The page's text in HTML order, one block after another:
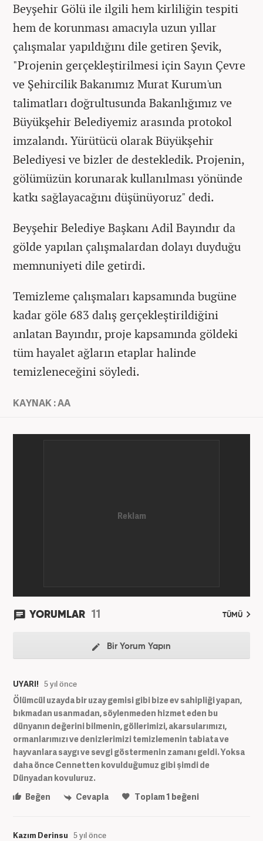
Beyşehir Gölü ile ilgili hem kirliliğin tespiti
hem de korunması amacıyla uzun yıllar
çalışmalar yapıldığını dile getiren Şevik,
"Projenin gerçekleştirilmesi için Sayın Çevre
ve Şehircilik Bakanımız Murat Kurum'un
talimatları doğrultusunda Bakanlığımız ve
Büyükşehir Belediyemiz arasında protokol
imzalandı. Yürütücü olarak Büyükşehir
Belediyesi ve bizler de destekledik. Projenin,
gölümüzün korunarak kullanılması yönünde
katkı sağlayacağını düşünüyoruz" dedi.
Beyşehir Belediye Başkanı Adil Bayındır da
gölde yapılan çalışmalardan dolayı duyduğu
memnuniyeti dile getirdi.
Temizleme çalışmaları kapsamında bugüne
kadar göle 683 dalış gerçekleştirildiğini
anlatan Bayındır, proje kapsamında göldeki
tüm hayalet ağların etaplar halinde
temizleneceğini söyledi.
KAYNAK : AA
YORUMLAR 11 TÜMÜ
Bir Yorum Yapın
UYARI! 5 yıl önce
Ölümcül uzayda bir uzay gemisi gibi bize ev sahipliği yapan,
bıkmadan usanmadan, söylenmeden hizmet eden bu
dünyanın değerini bilmenin, göllerimizi, akarsularımızı,
ormanlarımızı ve denizlerimizi temizlemenin tabiata ve
hayvanlara saygı ve sevgi göstermenin zamanı geldi. Yoksa
daha önce Cennetten kovulduğumuz gibi şimdi de
Dünyadan kovuluruz.
Beğen
Cevapla Toplam1 beğeni
Kazım Derinsu 5 yıl önce